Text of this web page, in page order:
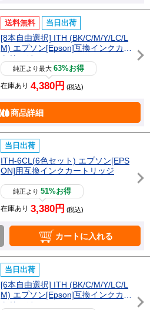
送料無料 当日出荷
[8本自由選択] ITH (BK/C/M/Y/LC/L
M) エプソン[Epson]互換インクカー
トリッジ
純正より最大63%お得
在庫あり 4,380円 (税込)
商品詳細
当日出荷
ITH-6CL(6色セット) エプソン[EPS
ON]用互換インクカートリッジ
純正より51%お得
在庫あり 3,380円 (税込)
カートに入れる
当日出荷
[6本自由選択] ITH (BK/C/M/Y/LC/L
M) エプソン[Epson]互換インクカー
トリッジ